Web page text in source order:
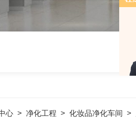
心 >净化工程 >化妆品净化车间 >